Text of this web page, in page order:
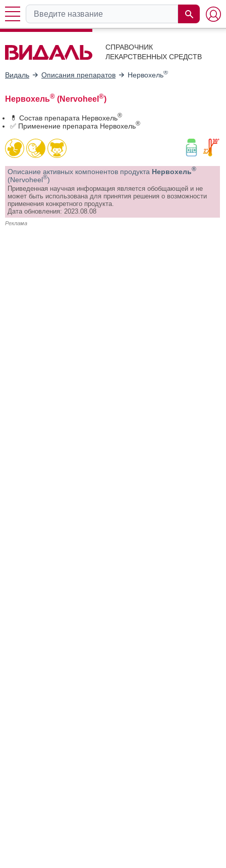
СПРАВОЧНИК
ЛЕКАРСТВЕННЫХ СРЕДСТВ
Видаль Описания препаратов Нервохель®
Нервохель® (Nervoheel ®)
💊 Состав препарата Нервохель®
✅ Применение препарата Нервохель®
Описание активных компонентов продукта Нервохель®
(Nervoheel®)
Приведенная научная информация является обобщающей и не
может быть использована для принятия решения о возможности
применения конкретного продукта.
Дата обновления: 2023.08.08
Реклама